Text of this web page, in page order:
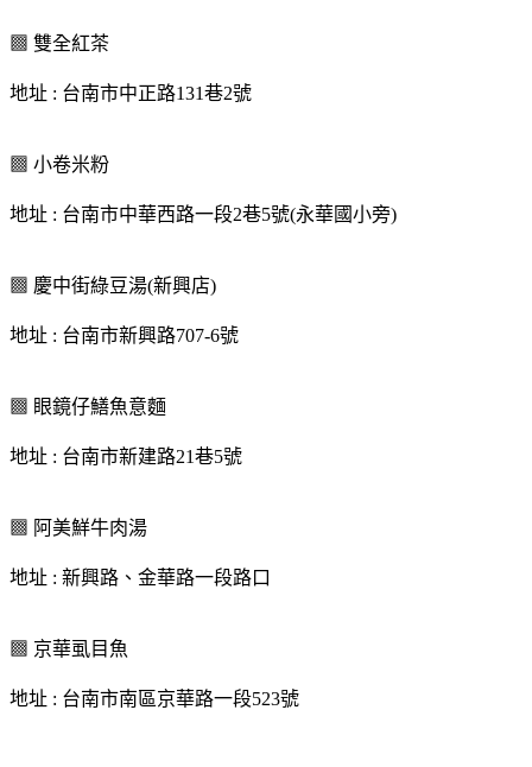
▩ 雙全紅茶
地址 : 台南市中正路131巷2號
▩ 小卷米粉
地址 : 台南市中華西路一段2巷5號(永華國小旁)
▩ 慶中街綠豆湯(新興店)
地址 : 台南市新興路707-6號
▩ 眼鏡仔鱔魚意麵
地址 : 台南市新建路21巷5號
▩ 阿美鮮牛肉湯
地址 : 新興路、金華路一段路口
▩ 京華虱目魚
地址 : 台南市南區京華路一段523號